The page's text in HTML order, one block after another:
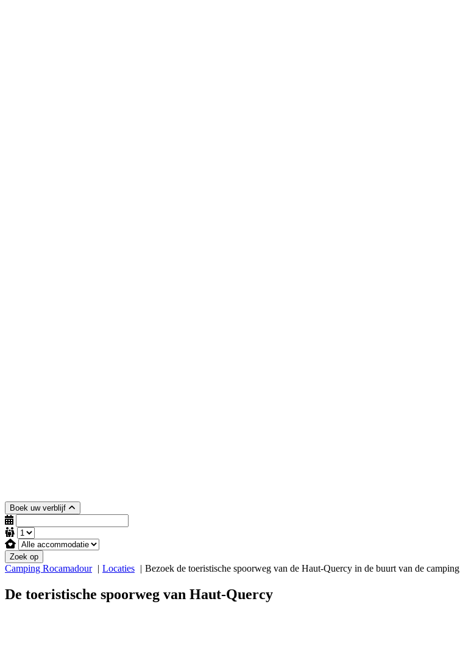
Boek uw verblijf
Zoek op
Camping Rocamadour Locaties Bezoek de toeristische spoorweg van de Haut-Quercy in de buurt van de camping
De toeristische spoorweg van Haut-Quercy